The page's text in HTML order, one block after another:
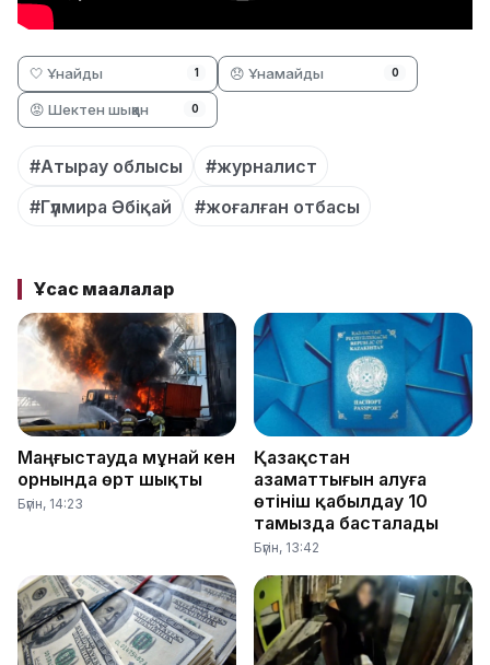
🤍 Ұнайды 1 😞 Ұнамайды 0
😡 Шектен шыққан 0
#Атырау облысы
#журналист
#Гүлмира Әбіқай
#жоғалған отбасы
Ұқсас мақалалар
Маңғыстауда мұнай кен
орнында өрт шықты
Бүгін, 14:23
Қазақстан
азаматтығын алуға
өтініш қабылдау 10
тамызда басталады
Бүгін, 13:42